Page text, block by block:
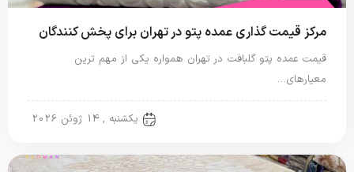
مرکز قیمت گذاری عمده پتو در تهران برای پخش کنندگان
قیمت عمده پتو گلبافت در تهران همواره یکی از مهم ترین
معیارهای…
یکشنبه , 14 ژوئن 2026